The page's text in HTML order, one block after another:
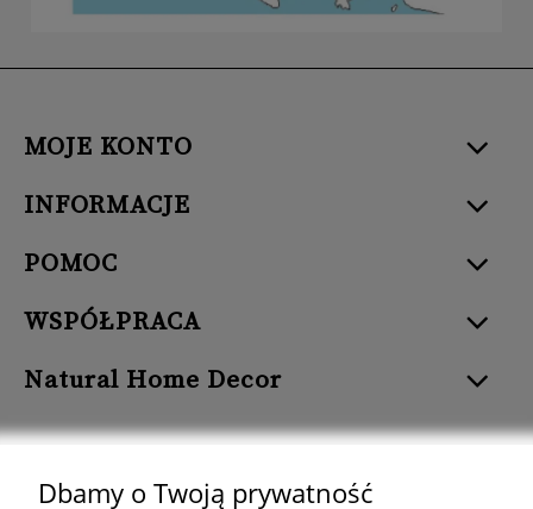
MOJE KONTO
INFORMACJE
POMOC
WSPÓŁPRACA
Natural Home Decor
Dbamy o Twoją prywatność